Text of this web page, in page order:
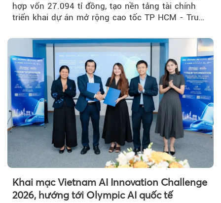
hợp vốn 27.094 tỉ đồng, tạo nền tảng tài chính
triển khai dự án mở rộng cao tốc TP HCM - Trung
kết nối TP HCM với Đồng bằng sông Cửu Long.
Khai mạc Vietnam AI Innovation Challenge
2026, hướng tới Olympic AI quốc tế